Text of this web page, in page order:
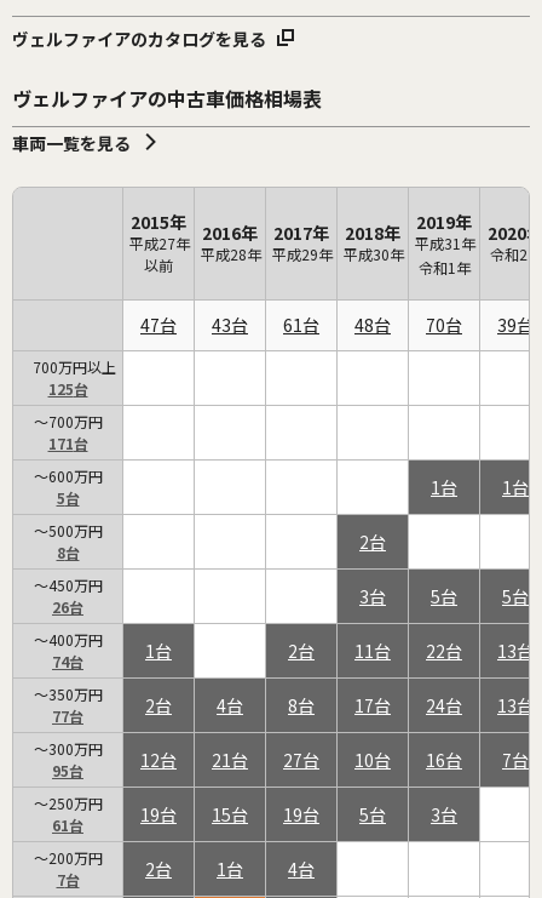
ヴェルファイアのカタログを見る
ヴェルファイアの中古車価格相場表
車両一覧を見る
2015年
平成27年
以前
2016年
平成28年
2017年
平成29年
2018年
平成30年
2019年
平成31年
令和1年
2020年
令和2年
47 43 61 48 70 39
700万円以上
125
～700万円
171
～600万円
5
1 1
～500万円
8
2
～450万円
26
3 5 5
～400万円
74
1 2 11 22 13
～350万円
77
2 4 8 17 24 13
～300万円
95
12 21 27 10 16 7
～250万円
61
19 15 19 5 3
～200万円
7
2 1 4